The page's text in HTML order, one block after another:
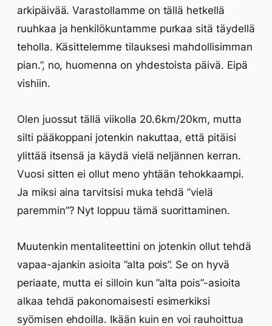
arkipäivää. Varastollamme on tällä hetkellä
ruuhkaa ja henkilökuntamme purkaa sitä täydellä
teholla. Käsittelemme tilauksesi mahdollisimman
pian.”, no, huomenna on yhdestoista päivä. Eipä
vishiin.
Olen juossut tällä viikolla 20.6km/20km, mutta
silti pääkoppani jotenkin nakuttaa, että pitäisi
ylittää itsensä ja käydä vielä neljännen kerran.
Vuosi sitten ei ollut meno yhtään tehokkaampi.
Ja miksi aina tarvitsisi muka tehdä ”vielä
paremmin”? Nyt loppuu tämä suorittaminen.
Muutenkin mentaliteettini on jotenkin ollut tehdä
vapaa-ajankin asioita ”alta pois”. Se on hyvä
periaate, mutta ei silloin kun ”alta pois”-asioita
alkaa tehdä pakonomaisesti esimerkiksi
syömisen ehdoilla. Ikään kuin en voi rauhoittua